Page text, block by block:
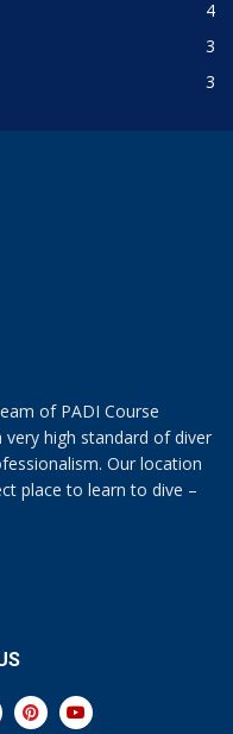
4
3
3
of PADI Course
high standard of diver
Our location
place to learn to dive –